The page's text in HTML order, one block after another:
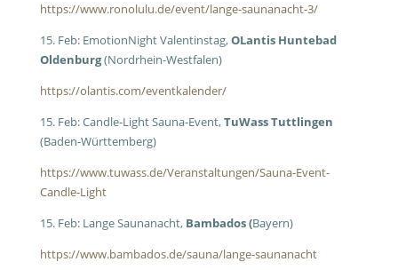
https://www.ronolulu.de/event/lange-saunanacht-3/
15. Feb: EmotionNight Valentinstag,OLantis Huntebad
Oldenburg(Nordrhein-Westfalen)
https://olantis.com/eventkalender/
15. Feb: Candle-Light Sauna-Event,TuWass Tuttlingen
(Baden-Württemberg)
https://www.tuwass.de/Veranstaltungen/Sauna-Event-
Candle-Light
15. Feb: Lange Saunanacht, Bambados (Bayern)
https://www.bambados.de/sauna/lange-saunanacht